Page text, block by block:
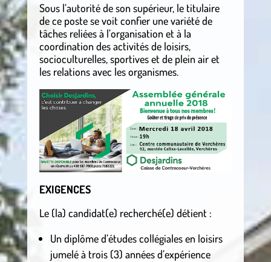
Sous l’autorité de son supérieur, le titulaire
de ce poste se voit confier une variété de
tâches reliées à l’organisation et à la
coordination des activités de loisirs,
socioculturelles, sportives et de plein air et
les relations avec les organismes.
EXIGENCES
Le (la) candidat(e) recherché(e) détient :
Un diplôme d’études collégiales en loisirs
jumelé à trois (3) années d’expérience